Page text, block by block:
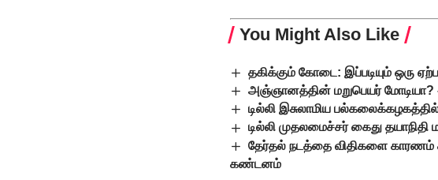
You Might Also Like
தகிக்கும் கோடை: இப்படியும் ஒரு
அஞ்ஞானத்தின் மறுபெயர் மோடியா?
டில்லி இசுலாமிய பல்கலைக்கழகத்தில்
டில்லி முதலமைச்சர் கைது
தேர்தல் நடத்தை விதிகளை காரணம்
கண்டனம்